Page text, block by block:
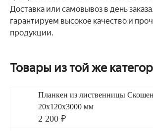
Доставка или самовывоз в день
гарантируем высокое качество и
продукции.
Товары из той же
Планкен из лиственницы
20x120x3000 мм
2 200 ₽